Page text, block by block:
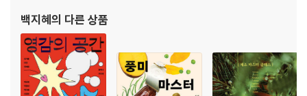
CHAPTER. 2
여름의 파스타
가지 콜드 카펠리니
카프레제 파르팔레
래스
백지혜의 다른 상품